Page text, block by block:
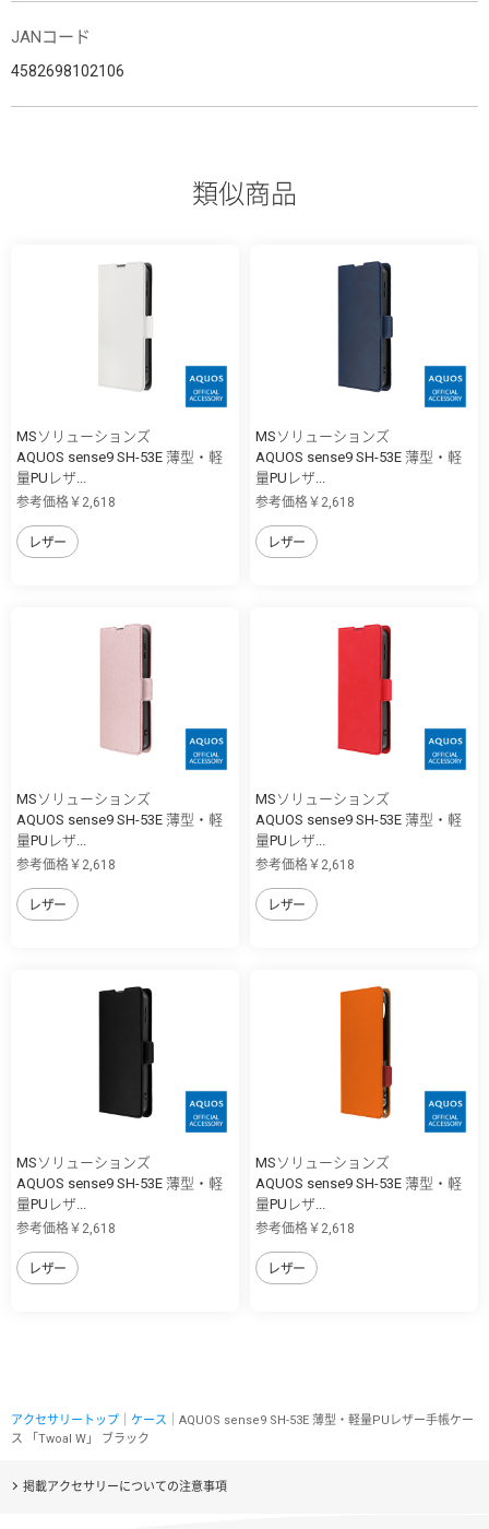
JANコード
4582698102106
類似商品
MSソリューションズ
AQUOS sense9 SH-53E 薄型・軽
量PUレザ...
参考価格￥2,618
レザー
MSソリューションズ
AQUOS sense9 SH-53E 薄型・軽
量PUレザ...
参考価格￥2,618
レザー
MSソリューションズ
AQUOS sense9 SH-53E 薄型・軽
量PUレザ...
参考価格￥2,618
レザー
MSソリューションズ
AQUOS sense9 SH-53E 薄型・軽
量PUレザ...
参考価格￥2,618
レザー
MSソリューションズ
AQUOS sense9 SH-53E 薄型・軽
量PUレザ...
参考価格￥2,618
レザー
MSソリューションズ
AQUOS sense9 SH-53E 薄型・軽
量PUレザ...
参考価格￥2,618
レザー
アクセサリートップ ケース ｜AQUOS sense9 SH-53E 薄型・軽量PUレザー手帳ケー
ス 「Twoal W」 ブラック
掲載アクセサリーについての注意事項